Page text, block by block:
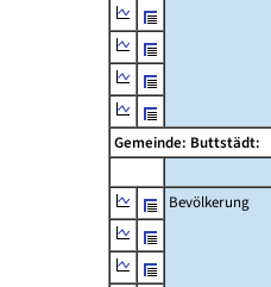
Gemeinde: Buttstädt:
Bevölkerung